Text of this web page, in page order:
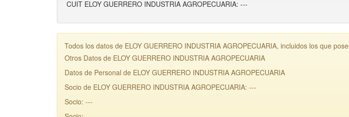
CUIT ELOY GUERRERO INDUSTRIA AGROPECUARIA: ---
Todos los datos de ELOY GUERRERO INDUSTRIA AGROPECUARIA, incluidos los que
Otros Datos de ELOY GUERRERO INDUSTRIA AGROPECUARIA
Datos de Personal de ELOY GUERRERO INDUSTRIA AGROPECUARIA
Socio de ELOY GUERRERO INDUSTRIA AGROPECUARIA: ---
Socio: ---